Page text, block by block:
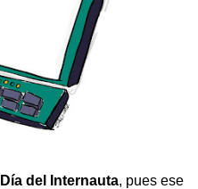
Día del Internauta, pues ese